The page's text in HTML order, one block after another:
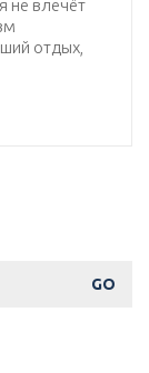
не влечёт
отдых,